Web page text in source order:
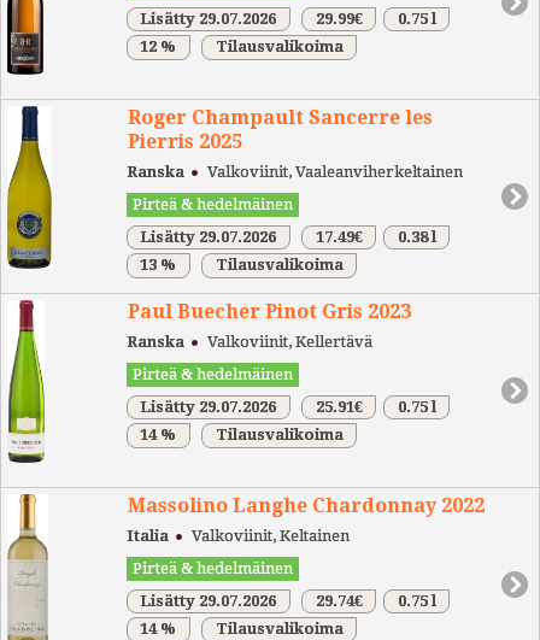
Lisätty 29.07.2026
29.99€
0.75 l
12 %
Tilausvalikoima
Roger Champault Sancerre les
Pierris 2025
Ranska
Valkoviinit, Vaaleanviherkeltainen
Pirteä & hedelmäinen
Lisätty 29.07.2026
17.49€
0.38 l
13 %
Tilausvalikoima
Paul Buecher Pinot Gris 2023
Ranska
Valkoviinit, Kellertävä
Pirteä & hedelmäinen
Lisätty 29.07.2026
25.91€
0.75 l
14 %
Tilausvalikoima
Massolino Langhe Chardonnay 2022
Italia
Valkoviinit, Keltainen
Pirteä & hedelmäinen
Lisätty 29.07.2026
29.74€
0.75 l
14 %
Tilausvalikoima